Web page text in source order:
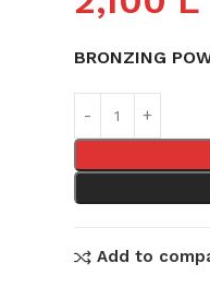
BRONZING
Add to